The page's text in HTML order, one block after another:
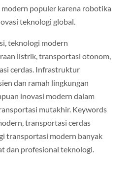
populer karena robotika
teknologi global.
teknologi modern
listrik, transportasi otonom,
cerdas. Infrastruktur
dan ramah lingkungan
inovasi modern dalam
mutakhir. Keywords
transportasi cerdas
transportasi modern banyak
dan profesional teknologi.